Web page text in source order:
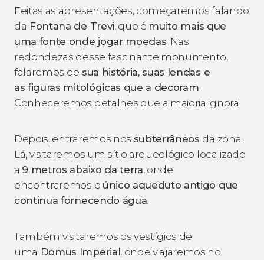
Feitas as apresentações, começaremos falando
da Fontana de Trevi, que é muito mais que
uma fonte onde jogar moedas. Nas
redondezas desse fascinante monumento,
falaremos de sua história, suas lendas e
asfiguras mitológicas que a decoram.
Conheceremos detalhes que a maioria ignora!
Depois, entraremos nos subterrâneos da zona.
Lá, visitaremos um sítio arqueológico localizado
a 9 metros abaixo da terra, onde
encontraremos o único aqueduto antigo que
continua fornecendo água.
Também visitaremos os vestígios de
uma Domus Imperial, onde viajaremos no